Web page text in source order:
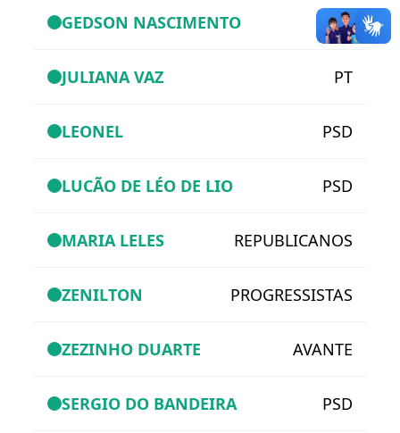
GEDSON NASCIMENTO PSD
JULIANA VAZ PT
LEONEL PSD
LUCÃO DE LÉO DE LIO PSD
MARIA LELES REPUBLICANOS
ZENILTON PROGRESSISTAS
ZEZINHO DUARTE AVANTE
SERGIO DO BANDEIRA PSD